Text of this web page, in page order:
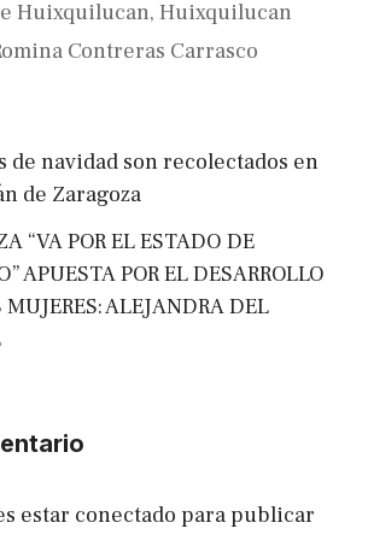
Huixquilucan, Huixquilucan
Contreras Carrasco
de navidad son recolectados en
de Zaragoza
“VA POR EL ESTADO DE
APUESTA POR EL DESARROLLO
MUJERES: ALEJANDRA DEL
estar conectado para publicar